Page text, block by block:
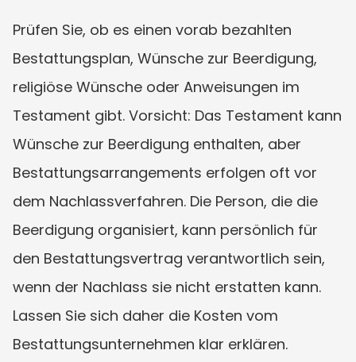
Prüfen Sie, ob es einen vorab bezahlten
Bestattungsplan, Wünsche zur Beerdigung,
religiöse Wünsche oder Anweisungen im
Testament gibt. Vorsicht: Das Testament kann
Wünsche zur Beerdigung enthalten, aber
Bestattungsarrangements erfolgen oft vor
dem Nachlassverfahren. Die Person, die die
Beerdigung organisiert, kann persönlich für
den Bestattungsvertrag verantwortlich sein,
wenn der Nachlass sie nicht erstatten kann.
Lassen Sie sich daher die Kosten vom
Bestattungsunternehmen klar erklären.